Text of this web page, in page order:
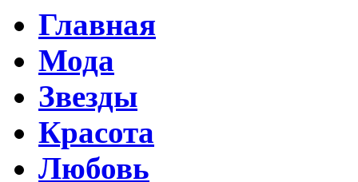
Главная
Мода
Звезды
Красота
Любовь